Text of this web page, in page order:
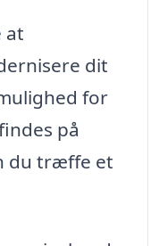
at
dit
for
på
du træffe et